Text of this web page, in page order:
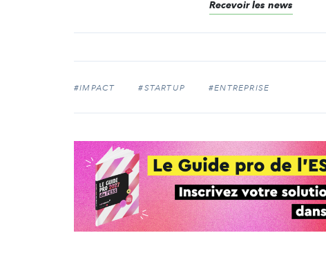
Recevoir les news
#IMPACT #STARTUP #ENTREPRISE